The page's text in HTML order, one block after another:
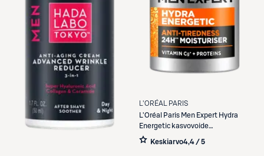
L'ORÉAL PARIS
L'Oréal Paris Men Expert Hydra
Energetic kasvovoide
väsymyksen merkkejä vastaan
Keskiarvo4,4 / 5